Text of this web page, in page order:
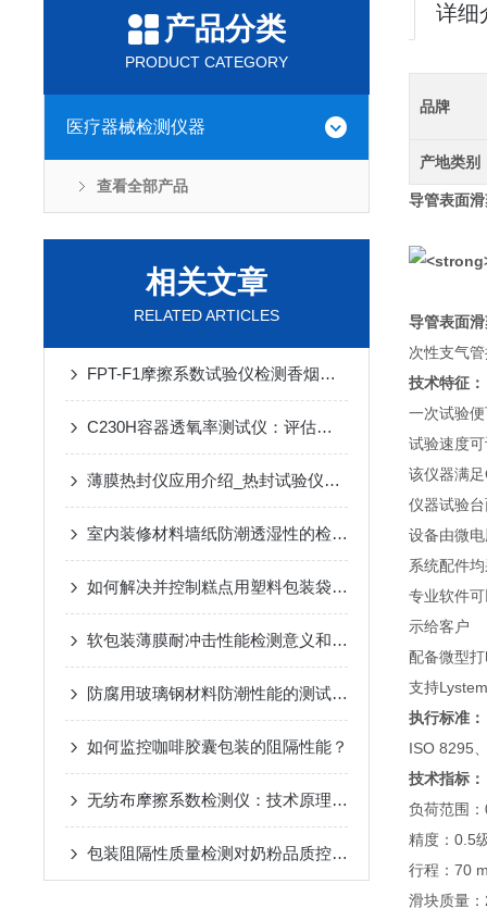
产品分类
PRODUCT CATEGORY
医疗器械检测仪器
查看全部产品
相关文章
RELATED ARTICLES
FPT-F1摩擦系数试验仪检测香烟薄膜高温环境下的爽滑性能
C230H容器透氧率测试仪：评估包装阻氧性能的关键设备
薄膜热封仪应用介绍_热封试验仪执行标准
室内装修材料墙纸防潮透湿性的检测方法
如何解决并控制糕点用塑料包装袋的异味问题
软包装薄膜耐冲击性能检测意义和试验仪器介绍
防腐用玻璃钢材料防潮性能的测试方法
如何监控咖啡胶囊包装的阻隔性能？
无纺布摩擦系数检测仪：技术原理与应用解析
包装阻隔性质量检测对奶粉品质控制的重要性
详细
品牌
产地类别
导管表面
导管表面
次性支气
技术特征：
一次试验
试验速度
该仪器满
仪器试验
设备由微
系统配件
专业软件
示给客户
配备微型
支持
执行标准：
ISO 8295
技术指标：
负荷范围
精度：0.5
行程：70
滑块质量